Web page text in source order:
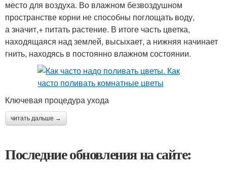
место для воздуха. Во влажном безвоздушном
пространстве корни не способны поглощать воду,
а значит,+ питать растение. В итоге часть цветка,
находящаяся над землей, высыхает, а нижняя начинает
гнить, находясь в постоянно влажном состоянии.
Ключевая процедура ухода
читать дальше →
Последние обновления на сайте: